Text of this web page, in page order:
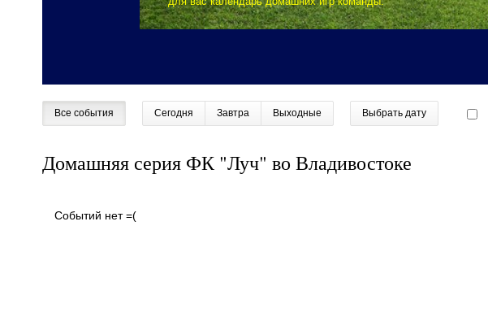
Все события Сегодня Завтра Выходные Выбрать дату
Домашняя серия ФК "Луч" во Владивостоке
Событий нет =(